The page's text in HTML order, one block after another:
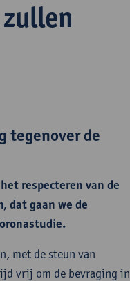
tegenover de
respecteren van de
dat gaan we de
met de steun van
vrij om de bevraging in